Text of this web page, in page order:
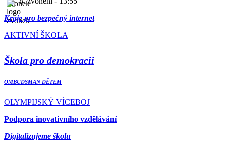
Kraje pro bezpečný internet
AKTIVNÍ ŠKOLA
Škola pro demokracii
OMBUDSMAN DĚTEM
OLYMPIJSKÝ VÍCEBOJ
Podpora inovativního vzdělávání
Digitalizujeme školu